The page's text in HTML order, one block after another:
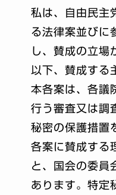
私は、自由民主
る法律案並びに
し、賛成の立場
以下、賛成する
本各案は、各議
行う審査又は調
秘密の保護措置
各案に賛成する
と、国会の委員
あります。特定